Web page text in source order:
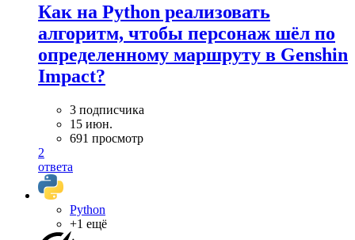
Как на Python реализовать
алгоритм, чтобы персонаж шёл по
определенному маршруту в Genshin
Impact?
3 подписчика
15 июн.
691 просмотр
2
ответа
Python
+1 ещё